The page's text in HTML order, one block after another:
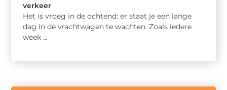
verkeer
Het is vroeg in de ochtend: er staat je een lange
dag in de vrachtwagen te wachten. Zoals iedere
week ...